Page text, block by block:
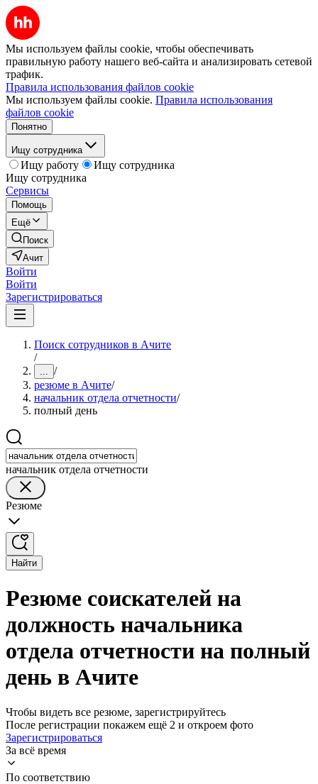
Мы используем файлы cookie, чтобы обеспечивать
правильную работу нашего веб-сайта и анализировать сетевой
трафик.
Правила использования файлов cookie
Мы используем файлы cookie. Правила использования
файлов cookie
Понятно
Ищу сотрудника
Ищу работу
Ищу сотрудника
Ищу сотрудника
Сервисы
Помощь
Ещё
Поиск
Ачит
Войти
Войти
Зарегистрироваться
Поиск сотрудников в Ачите
/
... /
резюме в Ачите/
начальник отдела отчетности/
полный день
начальник отдела отчетности
Резюме
Найти
Резюме соискателей на
должность начальника
отдела отчетности на полный
день в Ачите
Чтобы видеть все резюме, зарегистрируйтесь
После регистрации покажем ещё 2 и откроем фото
Зарегистрироваться
За всё время
По соответствию